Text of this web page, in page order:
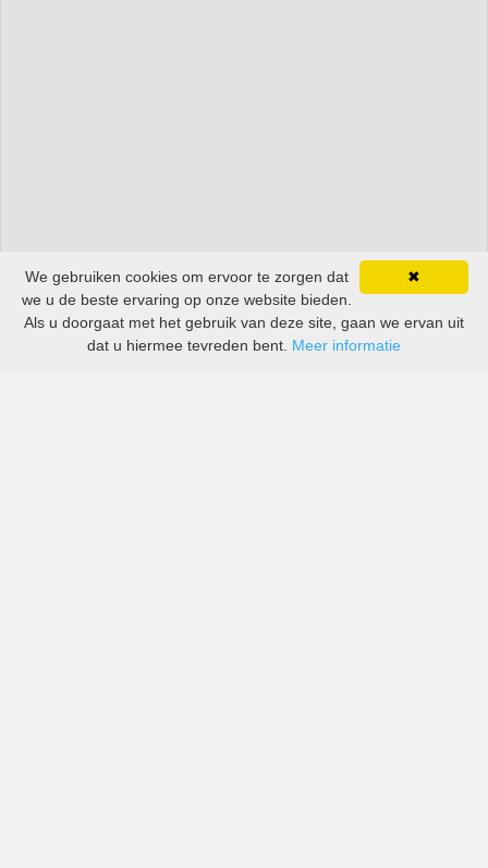
✖
We gebruiken cookies om ervoor te zorgen dat
we u de beste ervaring op onze website bieden.
Als u doorgaat met het gebruik van deze site, gaan we ervan uit
dat u hiermee tevreden bent. Meer informatie